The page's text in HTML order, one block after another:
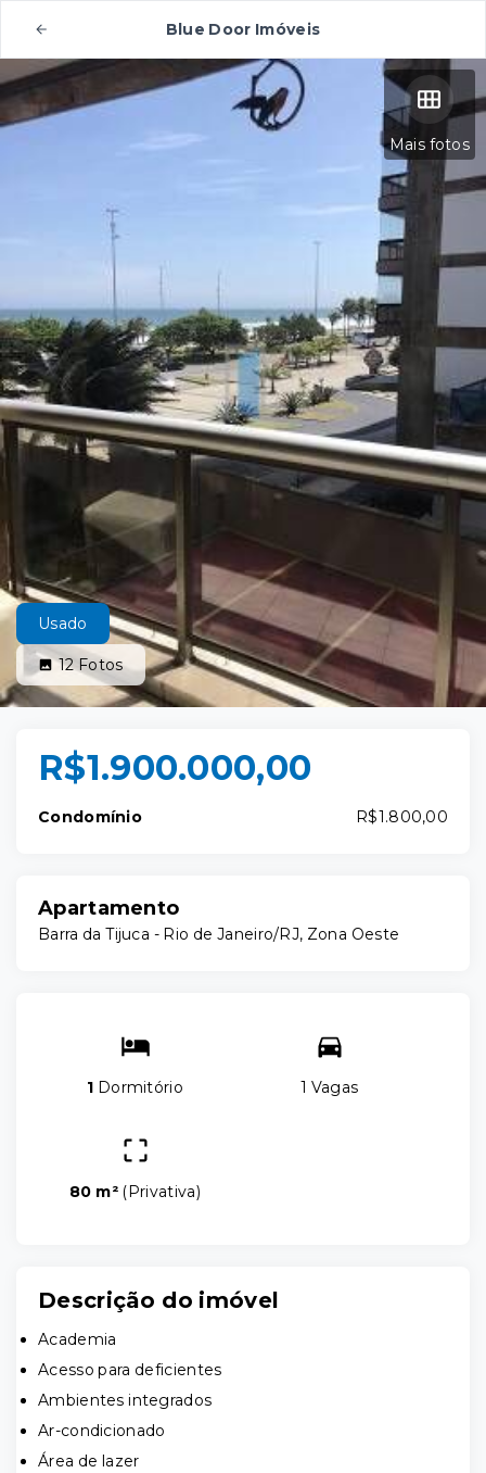
Blue Door Imóveis
Mais fotos
Usado
12Fotos
R$1.900.000,00
Condomínio R$1.800,00
Apartamento
Barra da Tijuca - Rio de Janeiro/RJ, Zona Oeste
1 Dormitório 1 Vagas
80 m² ( Privativa)
Descrição do imóvel
Academia
Acesso para deficientes
Ambientes integrados
Ar-condicionado
Área de lazer